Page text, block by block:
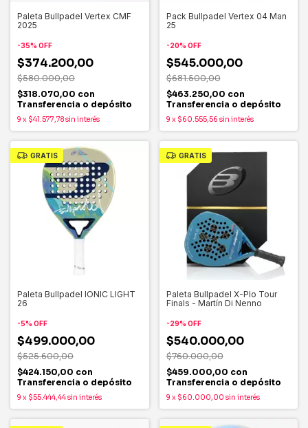
Paleta Bullpadel Vertex CMF
2025
-35% OFF
$374.200,00
$580.000,00
$318.070,00 con
Transferencia o depósito
9 x $41.577,78sin interés
Pack Bullpadel Vertex 04 Man
25
-20% OFF
$545.000,00
$681.500,00
$463.250,00 con
Transferencia o depósito
9 x $60.555,56 sin interés
GRATIS
Paleta Bullpadel IONIC LIGHT
26
-5% OFF
$499.000,00
$525.600,00
$424.150,00 con
Transferencia o depósito
9 x $55.444,44sin interés
GRATIS
Paleta Bullpadel X-Plo Tour
Finals - Martín Di Nenno
-29% OFF
$540.000,00
$760.000,00
$459.000,00 con
Transferencia o depósito
9 x $60.000,00 sin interés